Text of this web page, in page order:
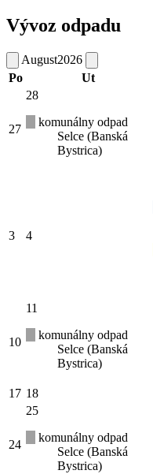
Vývoz odpadu
August2026
Po
Ut
27
28
komunálny odpad
Selce (Banská
Bystrica)
3 4
10
11
komunálny odpad
Selce (Banská
Bystrica)
17 18
24
25
komunálny odpad
Selce (Banská
Bystrica)